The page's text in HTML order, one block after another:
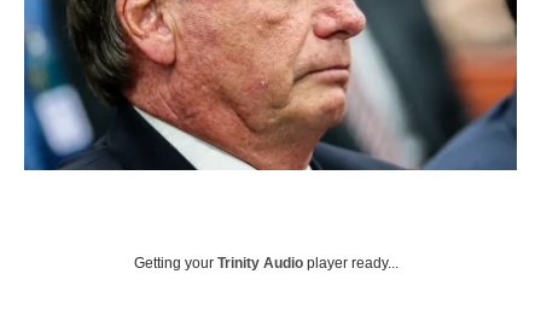
Getting your Trinity Audio player ready...